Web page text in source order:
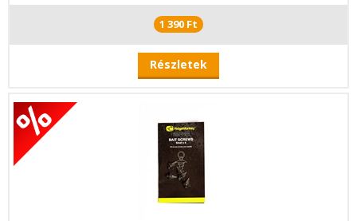
1 390 Ft
Részletek